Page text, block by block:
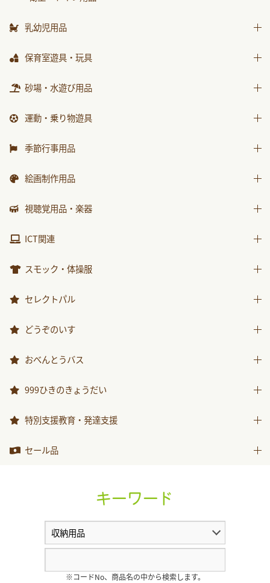
ｻﾝﾁｬｲﾙﾄﾞ ﾋﾞｯｸﾞｻｲｴﾝｽ
ﾁｬｲﾙﾄﾞ科学絵本館なぜなぜ
かんがえる
みんなともだち
2025年度月刊絵本
2026年度月刊絵本
乳幼児用品
乳幼児備品
保育室遊具・玩具
ままごと
知育玩具
砂場・水遊び用品
砂場用品
運動・乗り物遊具
運動遊具
季節行事用品
運動会用品
包装紙・紙袋
絵画制作用品
画材
視聴覚用品・楽器
視聴覚用品
ICT関連
ICT関連
スモック・体操服
スモック
セレクトパル
先生用ウェア
どうぞのいす
どうぞのいす
おべんとうバス
おべんとうバス
999ひきのきょうだい
999ひきのきょうだい
特別支援教育・発達支援
特別支援教育・発達支援
セール品
キーワード
※コードNo、商品名の中から検索します。